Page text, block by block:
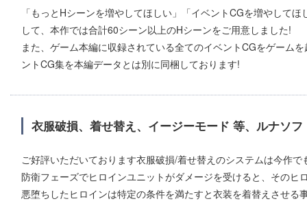
「もっとHシーンを増やしてほしい」「イベントCGを増やして
して、本作では合計60シーン以上のHシーンをご用意しました!
また、ゲーム本編に収録されている全てのイベントCGをゲーム
ントCG集を本編データとは別に同梱しております!
衣服破損、着せ替え、イージーモード 等、ルナソ
ご好評いただいております衣服破損/着せ替えのシステムは今作で
防衛フェーズでヒロインユニットがダメージを受けると、そのヒ
悪堕ちしたヒロインは特定の条件を満たすと衣装を着替えさせる